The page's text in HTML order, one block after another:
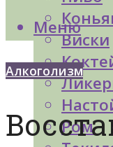
Виски
Ром
Меню
Алкоголизм